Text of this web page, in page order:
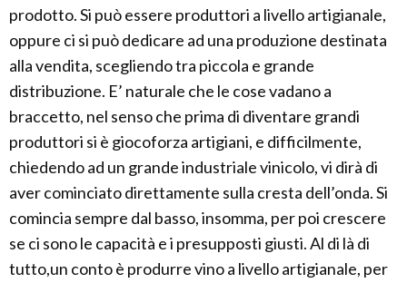
prodotto. Si può essere produttori a livello artigianale,
oppure ci si può dedicare ad una produzione destinata
alla vendita, scegliendo tra piccola e grande
distribuzione. E’ naturale che le cose vadano a
braccetto, nel senso che prima di diventare grandi
produttori si è giocoforza artigiani, e difficilmente,
chiedendo ad un grande industriale vinicolo, vi dirà di
aver cominciato direttamente sulla cresta dell’onda. Si
comincia sempre dal basso, insomma, per poi crescere
se ci sono le capacità e i presupposti giusti. Al di là di
tutto,un conto è produrre vino a livello artigianale, per